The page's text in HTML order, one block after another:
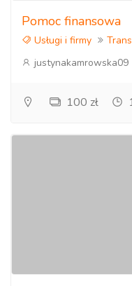
Pomoc finansowa
Usługi i firmy
justynakamrowska09
100 zł